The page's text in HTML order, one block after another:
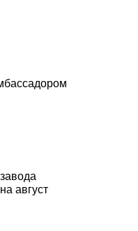
август